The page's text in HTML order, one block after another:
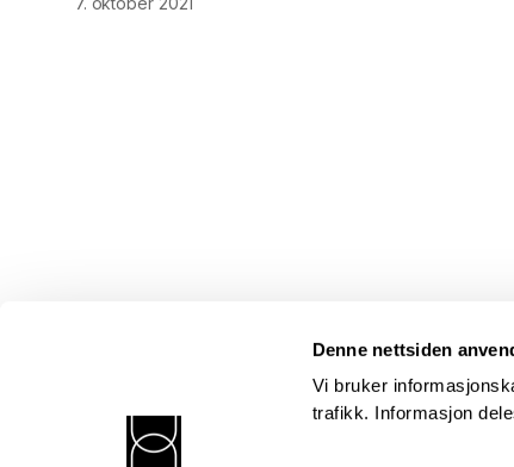
Denne nettsiden
Vi bruker
trafikk. Informasjon
Norsk kritikerlag
Postadresse: Postboks 352 Sentrum, 0101 Oslo